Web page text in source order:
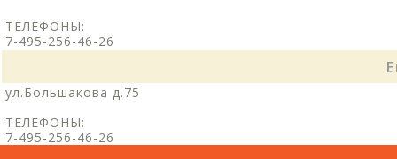
ТЕЛЕФОНЫ:
7-495-256-46-26
ул.Большакова д.75
ТЕЛЕФОНЫ:
7-495-256-46-26